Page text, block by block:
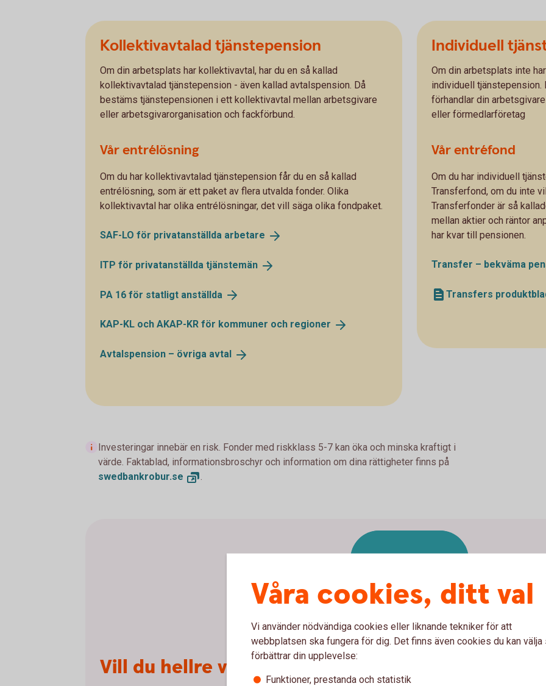
Kollektivavtalad tjänstepension
Om din arbetsplats har kollektivavtal, har du en så kallad
kollektivavtalad tjänstepension - även kallad avtalspension. Då
bestäms tjänstepensionen i ett kollektivavtal mellan arbetsgivare
eller arbetsgivarorganisation och fackförbund.
Vår entrélösning
Om du har kollektivavtalad tjänstepension får du en så kallad
entrélösning, som är ett paket av flera utvalda fonder. Olika
kollektivavtal har olika entrélösningar, det vill säga olika fondpaket.
SAF-LO för privatanställda arbetare
ITP för privatanställda tjänstemän
PA 16 för statligt anställda
KAP-KL och AKAP-KR för kommuner och regioner
Avtalspension – övriga avtal
Individuell
Om din arbetsplats inte
individuell tjänstepension.
förhandlar din
eller förmedlarföretag
Vår entréfond
Om du har individuell
Transferfond, om du inte
Transferfonder är så
mellan aktier och räntor
har kvar till pensionen.
Transfer – bekväma
Transfers
Investeringar innebär en risk. Fonder med riskklass 5-7 kan öka och minska kraftigt i
värde. Faktablad, informationsbroschyr och information om dina rättigheter finns på
swedbankrobur.se .
Byt fonder
kostnadsfritt
Vill du hellre välja egna fonder?
Våra cookies, ditt val
Vi använder nödvändiga cookies eller liknande tekniker för att
webbplatsen ska fungera för dig. Det finns även cookies du kan välja
förbättrar din upplevelse:
Funktioner, prestanda och statistik